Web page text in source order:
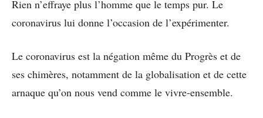
Rien n’effraye plus l’homme que le temps pur. Le
coronavirus lui donne l’occasion de l’expérimenter.
Le coronavirus est la négation même du Progrès et de
ses chimères, notamment de la globalisation et de cette
arnaque qu’on nous vend comme le vivre-ensemble.